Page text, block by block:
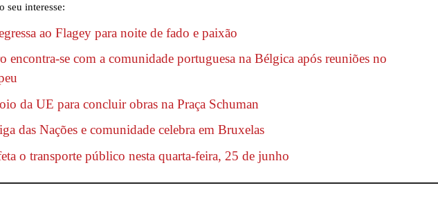
seu interesse:
ao Flagey para noite de fado e paixão
encontra-se com a comunidade portuguesa na Bélgica após reuniões no
da UE para concluir obras na Praça Schuman
das Nações e comunidade celebra em Bruxelas
o transporte público nesta quarta-feira, 25 de junho